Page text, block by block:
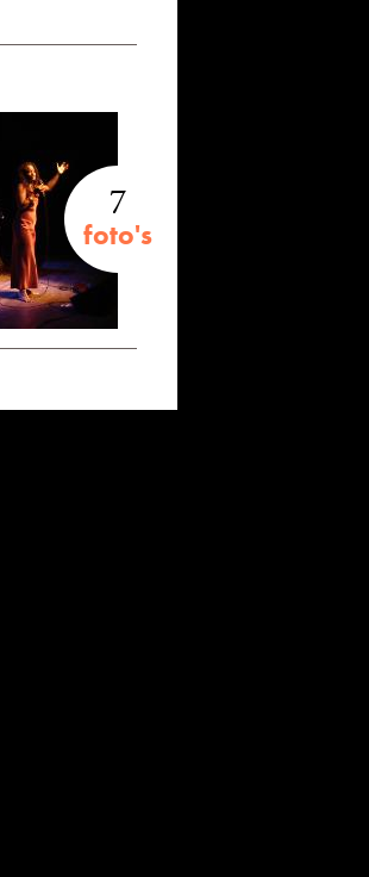
7
foto's